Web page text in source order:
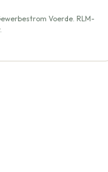
Voerde. RLM-